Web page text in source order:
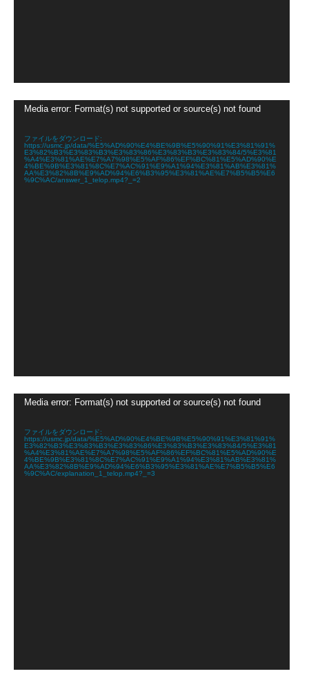
Media error: Format(s) not supported or source(s) not found
ファイルをダウンロード:
https://usmc.jp/data/%E5%AD%90%E4%BE%9B%E5%90%91%E3%81%91%
E3%82%B3%E3%83%B3%E3%83%86%E3%83%B3%E3%83%84/5%E3%81
%A4%E3%81%AE%E7%A7%98%E5%AF%86%EF%BC%81%E5%AD%90%E
4%BE%9B%E3%81%8C%E7%AC%91%E9%A1%94%E3%81%AB%E3%81%
AA%E3%82%8B%E9%AD%94%E6%B3%95%E3%81%AE%E7%B5%B5%E6
%9C%AC/answer_1_telop.mp4?_=2
Media error: Format(s) not supported or source(s) not found
ファイルをダウンロード:
https://usmc.jp/data/%E5%AD%90%E4%BE%9B%E5%90%91%E3%81%91%
E3%82%B3%E3%83%B3%E3%83%86%E3%83%B3%E3%83%84/5%E3%81
%A4%E3%81%AE%E7%A7%98%E5%AF%86%EF%BC%81%E5%AD%90%E
4%BE%9B%E3%81%8C%E7%AC%91%E9%A1%94%E3%81%AB%E3%81%
AA%E3%82%8B%E9%AD%94%E6%B3%95%E3%81%AE%E7%B5%B5%E6
%9C%AC/explanation_1_telop.mp4?_=3